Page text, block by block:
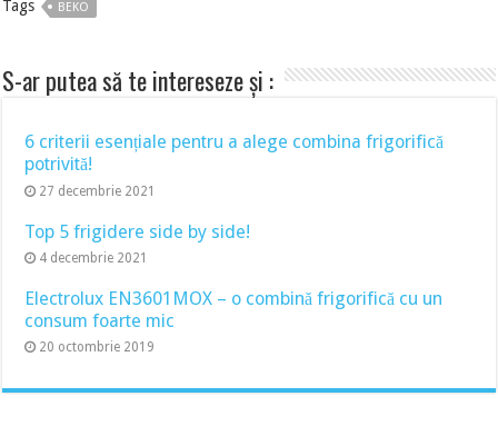
Tags BEKO
S-ar putea să te intereseze și :
6 criterii esențiale pentru a alege combina frigorifică
potrivită!
27 decembrie 2021
Top 5 frigidere side by side!
4 decembrie 2021
Electrolux EN3601MOX – o combină frigorifică cu un
consum foarte mic
20 octombrie 2019